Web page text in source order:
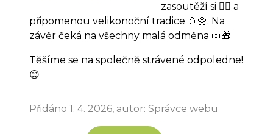
zasoutěží si 🏃‍♂️ a
připomenou velikonoční tradice 🥚🌼. Na
závěr čeká na všechny malá odměna 🍬🎁
Těšíme se na společně strávené odpoledne!
😊
Přidáno 1. 4. 2026, autor: Správce webu